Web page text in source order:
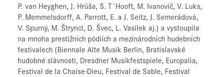
P. van Heyghen, J. Hrůša, S. T´Hooft, M. Ivanovič, V. Luks,
P. Memmelsdorff, A. Parrott, E. a J. Seitz, J. Semerádová,
V. Spurný, M. Štryncl, D. Švec, L. Vasilek aj.) a vystoupila
na mnoha prestižních pódiích a mezinárodních hudebních
festivalech (Biennale Alte Musik Berlin, Bratislavské
hudobné slávnosti, Dresdner Musikfestspiele, Europalia,
Festival de la Chaise-Dieu, Festival de Sable, Festival